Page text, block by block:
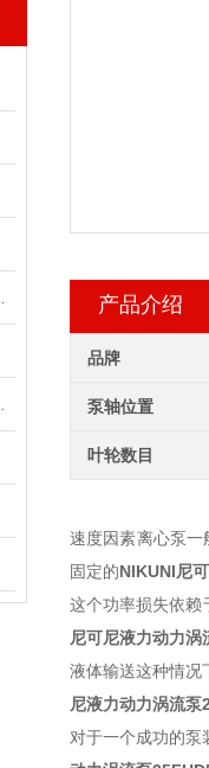
产品介绍
品牌
泵轴位置
叶轮数目
速度因素离心泵
固定的NIKUNI尼
这个功率损失依赖
尼可尼液力动力涡
液体输送这种情况
尼液力动力涡流泵
对于一个成功的泵